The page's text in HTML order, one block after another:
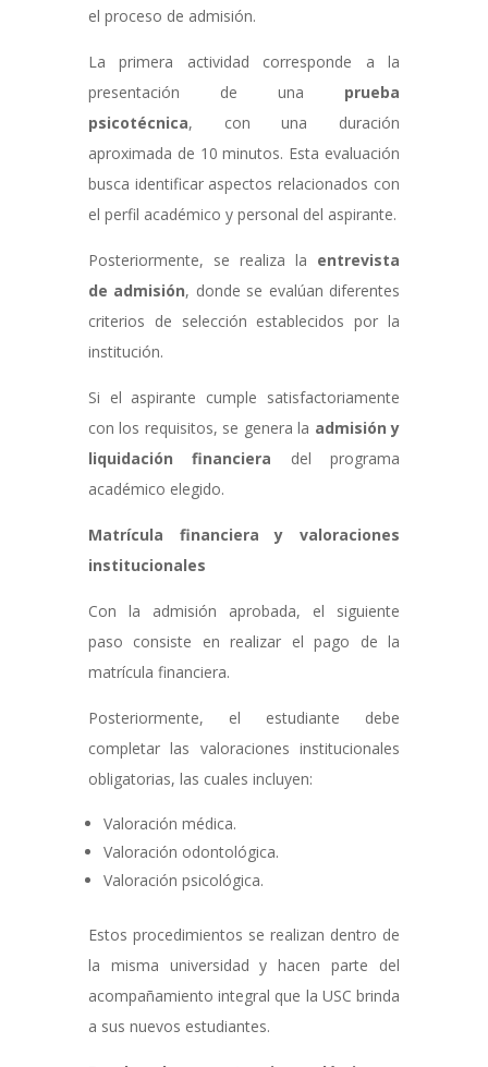
el proceso de admisión.
La primera actividad corresponde a la
presentación de una prueba
psicotécnica, con una duración
aproximada de 10 minutos. Esta evaluación
busca identificar aspectos relacionados con
el perfil académico y personal del aspirante.
Posteriormente, se realiza la entrevista
de admisión, donde se evalúan diferentes
criterios de selección establecidos por la
institución.
Si el aspirante cumple satisfactoriamente
con los requisitos, se genera la admisión y
liquidación financiera del programa
académico elegido.
Matrícula financiera y valoraciones
institucionales
Con la admisión aprobada, el siguiente
paso consiste en realizar el pago de la
matrícula financiera.
Posteriormente, el estudiante debe
completar las valoraciones institucionales
obligatorias, las cuales incluyen:
Valoración médica.
Valoración odontológica.
Valoración psicológica.
Estos procedimientos se realizan dentro de
la misma universidad y hacen parte del
acompañamiento integral que la USC brinda
a sus nuevos estudiantes.